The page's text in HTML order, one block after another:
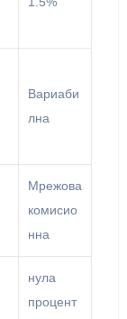
Вариаби
лна
Мрежова
комисио
нна
нула
процент